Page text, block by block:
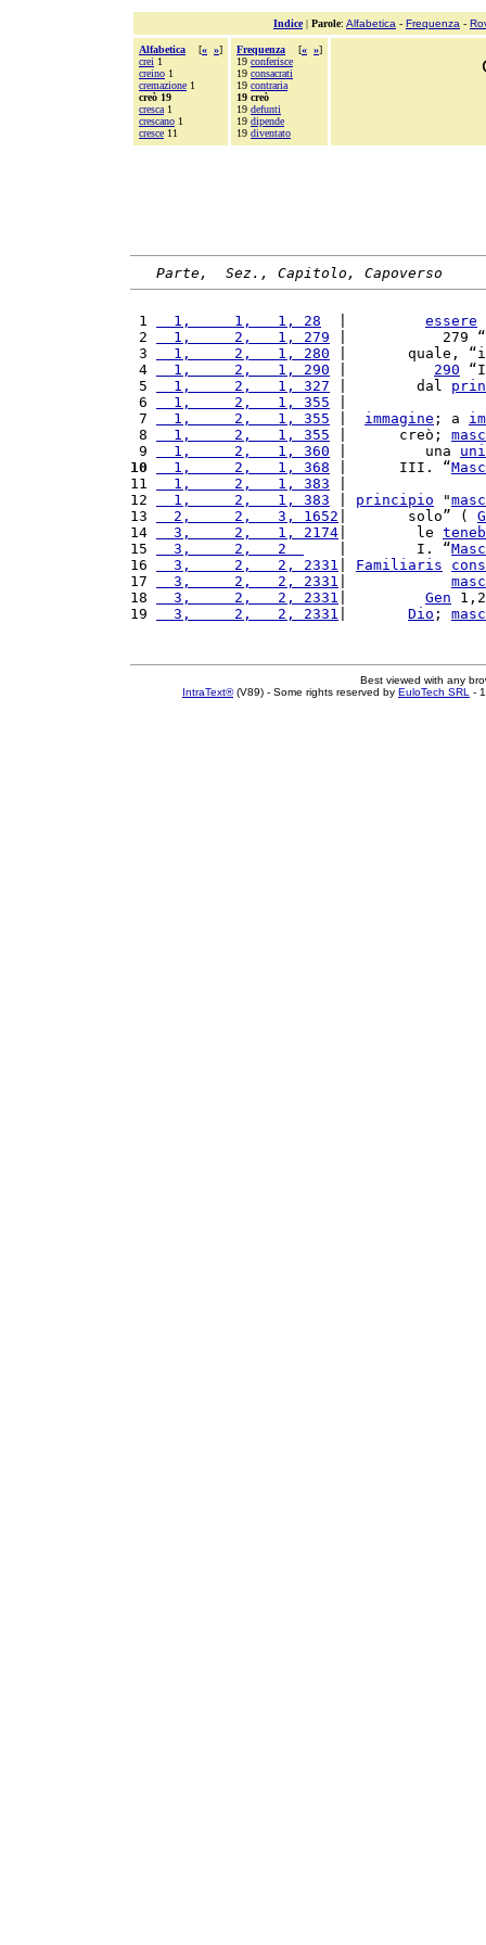
Indice| Parole: Alfabetica - Frequenza -
Alfabetica [« »]
crei 1
creino 1
cremazione 1
creò 19
cresca 1
crescano 1
cresce 11
Frequenza [« »]
19 conferisce
19 consacrati
19 contraria
19 creò
19 defunti
19 dipende
19 diventato
Parte,  Sez., Capitolo, Capoverso
1
  1,     1,   1, 28
essere
2
  1,     2,   1, 279
|           279
3
  1,     2,   1, 280
|       quale,
4
  1,     2,   1, 290
290
5
  1,     2,   1, 327
|        dal
6
  1,     2,   1, 355
7
  1,     2,   1, 355
immagine ; a
8
  1,     2,   1, 355
|      creò;
9
  1,     2,   1, 360
|         una
10
  1,     2,   1, 368
|      III. “
11
  1,     2,   1, 383
12
  1,     2,   1, 383
principio "
13
  2,     2,   3, 1652
|       solo” (
14
  3,     2,   1, 2174
|        le
15
  3,     2,   2
    |        I. “
16
  3,     2,   2, 2331
Familiaris
17
  3,     2,   2, 2331
18
  3,     2,   2, 2331
Gen
19
  3,     2,   2, 2331
Dio ;
Best viewed with any
IntraText®(V89) - Some rights reserved by EuloTech SRL -